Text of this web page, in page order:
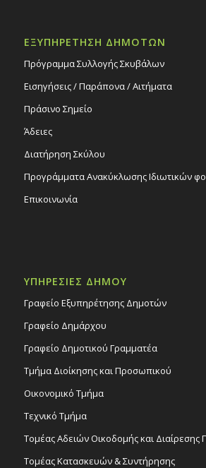
ΕΞΥΠΗΡΕΤΗΣΗ ΔΗΜΟΤΩΝ
Πρόγραμμα Συλλογής Σκυβάλων
Εισηγήσεις / Παράπονα / Αιτήματα
Πράσινο Σημείο
Άδειες
Διατήρηση Σκύλου
Προγράμματα Ανακύκλωσης Ιδιωτικών
Επικοινωνία
ΥΠΗΡΕΣΙΕΣ ΔΗΜΟΥ
Γραφείο Εξυπηρέτησης Δημοτών
Γραφείο Δημάρχου
Γραφείο Δημοτικού Γραμματέα
Τμήμα Διοίκησης και Προσωπικού
Οικονομικό Τμήμα
Τεχνικό Τμήμα
Τομέας Αδειών Οικοδομής και Διαίρεσης
Τομέας Κατασκευών & Συντήρησης